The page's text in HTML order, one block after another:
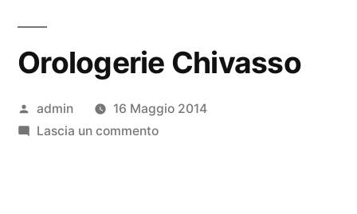
Orologerie Chivasso
Pubblicato
da
admin
16 Maggio 2014
Lascia un commentosu